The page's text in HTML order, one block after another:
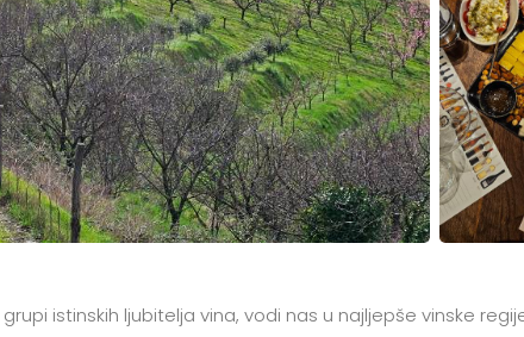
istinskih ljubitelja vina, vodi nas u najljepše vinske